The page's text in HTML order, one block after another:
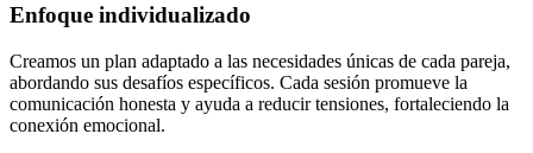
Enfoque individualizado
Creamos un plan adaptado a las necesidades únicas de cada pareja,
abordando sus desafíos específicos. Cada sesión promueve la
comunicación honesta y ayuda a reducir tensiones, fortaleciendo la
conexión emocional.